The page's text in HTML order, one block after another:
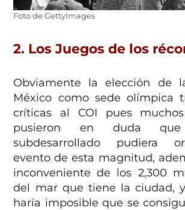
Foto de GettyImages
2. Los Juegos de los
Obviamente la elección de
México como sede olímpica
críticas al COI pues
pusieron en duda
subdesarrollado pudiera
evento de esta magnitud,
inconveniente de los 2,300
del mar que tiene la ciudad,
haría imposible que se